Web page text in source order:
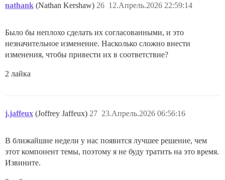
nathank (Nathan Kershaw) 12.Апрель.2026 22:59:14
26
Было бы неплохо сделать их согласованными, и это
незначительное изменение. Насколько сложно внести
изменения, чтобы привести их в соответствие?
2 лайка
j.jaffeux (Joffrey Jaffeux) 23.Апрель.2026 06:56:16
27
В ближайшие недели у нас появится лучшее решение, чем
этот компонент темы, поэтому я не буду тратить на это время.
Извините.